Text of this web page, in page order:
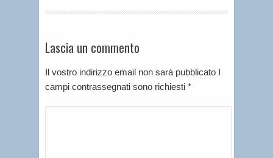
Lascia un commento
Il vostro indirizzo email non sarà pubblicato I
campi contrassegnati sono richiesti *